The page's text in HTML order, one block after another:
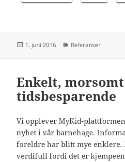
Publisert
1. juni 2016 Kategorier
Referanser
Enkelt,
tidsbesparende
Vi opplever MyKid-
nyhet i vår barnehage.
foreldre har blitt mye enklere.
verdifull fordi det er